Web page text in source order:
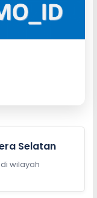
Selatan
wilayah